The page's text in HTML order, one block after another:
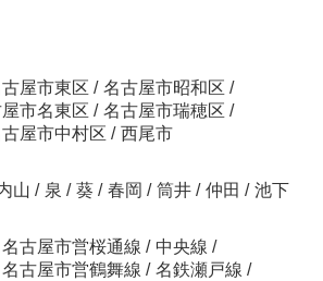
屋市東区 / 名古屋市昭和区 /
市名東区 / 名古屋市瑞穂区 /
屋市中村区 / 西尾市
山 / 泉 / 葵 / 春岡 / 筒井 / 仲田 / 池下
名古屋市営桜通線 / 中央線 /
名古屋市営鶴舞線 / 名鉄瀬戸線 /